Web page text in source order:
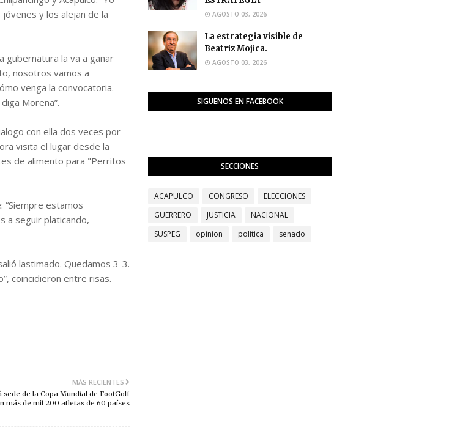
y los alejan de la
gubernatura la va a ganar
nosotros vamos a
venga la convocatoria.
Morena”.
con ella dos veces por
visita el lugar desde la
de alimento para "Perritos
estamos
a seguir platicando,
lastimado. Quedamos 3-3.
coincidieron entre risas.
MÁS RECIENTES
sede de la Copa Mundial de FootGolf
más de mil 200 atletas de 60 países
AGOSTO 03, 2026
La estrategia visible de
Beatriz Mojica.
AGOSTO 03, 2026
SIGUENOS EN FACEBOOK
SECCIONES
ACAPULCO CONGRESO
ELECCIONES
GUERRERO
JUSTICIA
NACIONAL
SUSPEG
opinion politica senado